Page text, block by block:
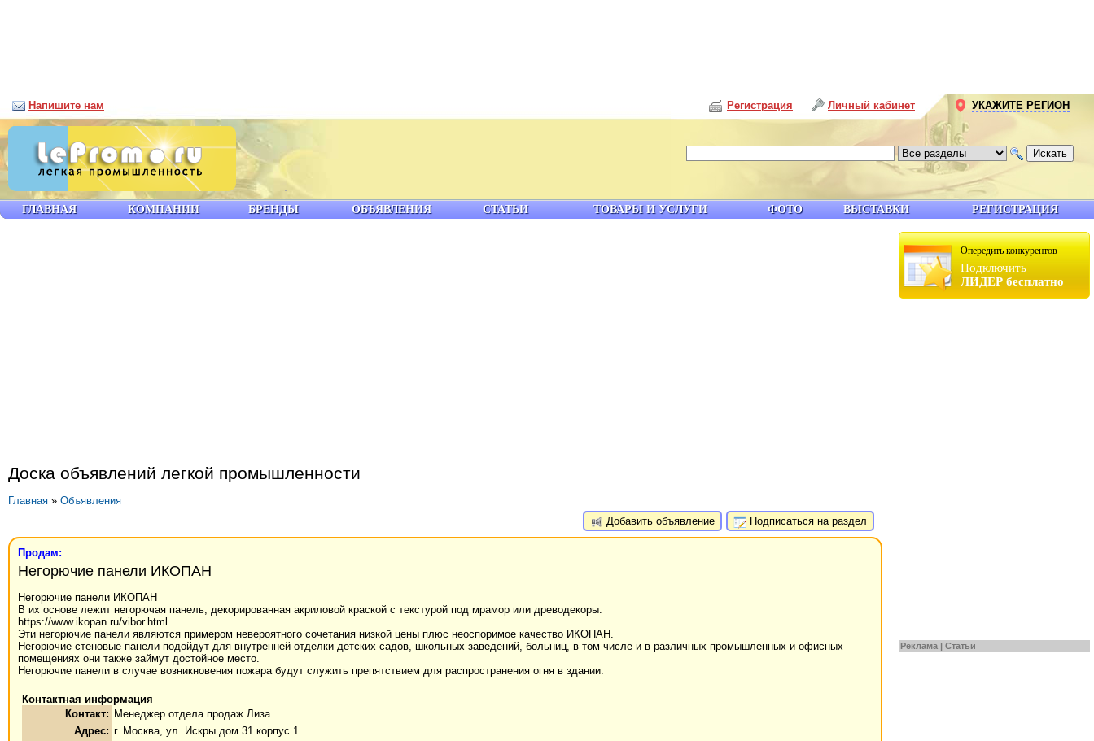
Опередить конкурентов
Подключить
ЛИДЕР бесплатно
Реклама | Статьи
Доска объявлений легкой промышленности
Главная » Объявления
Добавить объявление
Подписаться на раздел
Продам:
Негорючие панели ИКОПАН
Негорючие панели ИКОПАН
В их основе лежит негорючая панель, декорированная акриловой краской с текстурой под мрамор или древодекоры.
https://www.ikopan.ru/vibor.html
Эти негорючие панели являются примером невероятного сочетания низкой цены плюс неоспоримое качество ИКОПАН.
Негорючие стеновые панели подойдут для внутренней отделки детских садов, школьных заведений, больниц, в том числе и в различных промышленных и офисных
помещениях они также займут достойное место.
Негорючие панели в случае возникновения пожара будут служить препятствием для распространения огня в здании.
Контактная информация
Контакт: Менеджер отдела продаж Лиза
Адрес: г. Москва, ул. Искры дом 31 корпус 1
ГЛАВНАЯ КОМПАНИИ БРЕНДЫ ОБЪЯВЛЕНИЯ СТАТЬИ ТОВАРЫ И УСЛУГИ ФОТО ВЫСТАВКИ РЕГИСТРАЦИЯ
Напишите нам Личный кабинет
Регистрация УКАЖИТЕ РЕГИОН